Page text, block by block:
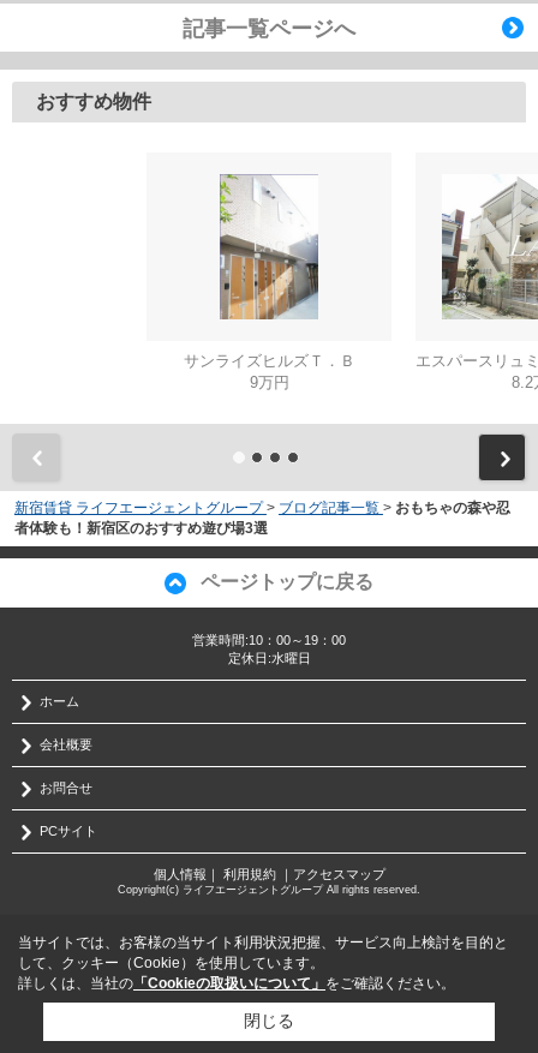
記事一覧ページへ
おすすめ物件
サンライズヒルズＴ．Ｂ
9万円
8.2
新宿賃貸 ライフエージェントグループ > ブログ記事一覧 > おもちゃの森や忍
者体験も！新宿区のおすすめ遊び場3選
ページトップに戻る
営業時間:10：00～19：00
定休日:水曜日
ホーム
会社概要
お問合せ
PCサイト
個人情報 ｜ 利用規約｜ アクセスマップ
Copyright(c) ライフエージェントグループ All rights reserved.
当サイトでは、お客様の当サイト利用状況把握、サービス向上検討を目的と
して、クッキー（Cookie）を使用しています。
詳しくは、当社の 「Cookieの取扱いについて」 をご確認ください。
閉じる